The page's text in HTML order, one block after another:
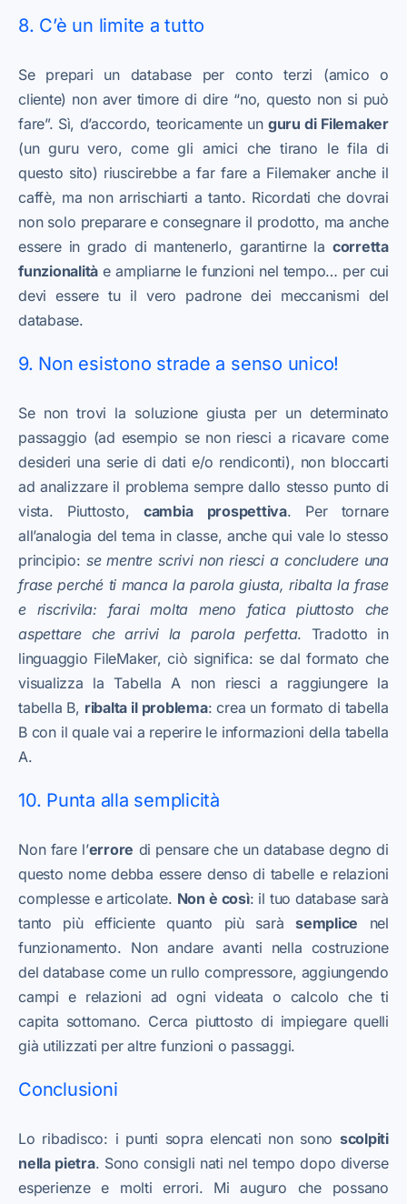
8. C’è un limite a tutto
Se prepari un database per conto terzi (amico o
cliente) non aver timore di dire “no, questo non si può
fare”. Sì, d’accordo, teoricamente un guru di Filemaker
(un guru vero, come gli amici che tirano le fila di
questo sito) riuscirebbe a far fare a Filemaker anche il
caffè, ma non arrischiarti a tanto. Ricordati che dovrai
non solo preparare e consegnare il prodotto, ma anche
essere in grado di mantenerlo, garantirne la corretta
funzionalità e ampliarne le funzioni nel tempo… per cui
devi essere tu il vero padrone dei meccanismi del
database.
9. Non esistono strade a senso unico!
Se non trovi la soluzione giusta per un determinato
passaggio (ad esempio se non riesci a ricavare come
desideri una serie di dati e/o rendiconti), non bloccarti
ad analizzare il problema sempre dallo stesso punto di
vista. Piuttosto, cambia prospettiva. Per tornare
all’analogia del tema in classe, anche qui vale lo stesso
principio: se mentre scrivi non riesci a concludere una
frase perché ti manca la parola giusta, ribalta la frase
e riscrivila: farai molta meno fatica piuttosto che
aspettare che arrivi la parola perfetta. Tradotto in
linguaggio FileMaker, ciò significa: se dal formato che
visualizza la Tabella A non riesci a raggiungere la
tabella B, ribalta il problema: crea un formato di tabella
B con il quale vai a reperire le informazioni della tabella
A.
10. Punta alla semplicità
Non fare l’errore di pensare che un database degno di
questo nome debba essere denso di tabelle e relazioni
complesse e articolate. Non è così: il tuo database sarà
tanto più efficiente quanto più saràsemplice nel
funzionamento. Non andare avanti nella costruzione
del database come un rullo compressore, aggiungendo
campi e relazioni ad ogni videata o calcolo che ti
capita sottomano. Cerca piuttosto di impiegare quelli
già utilizzati per altre funzioni o passaggi.
Conclusioni
Lo ribadisco: i punti sopra elencati non sono scolpiti
nella pietra. Sono consigli nati nel tempo dopo diverse
esperienze e molti errori. Mi auguro che possano